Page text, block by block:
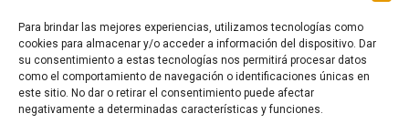
Para brindar las mejores experiencias, utilizamos tecnologías como
cookies para almacenar y/o acceder a información del dispositivo. Dar
su consentimiento a estas tecnologías nos permitirá procesar datos
como el comportamiento de navegación o identificaciones únicas en
este sitio. No dar o retirar el consentimiento puede afectar
negativamente a determinadas características y funciones.
Política de privacidad Aviso legal
Política de cookies